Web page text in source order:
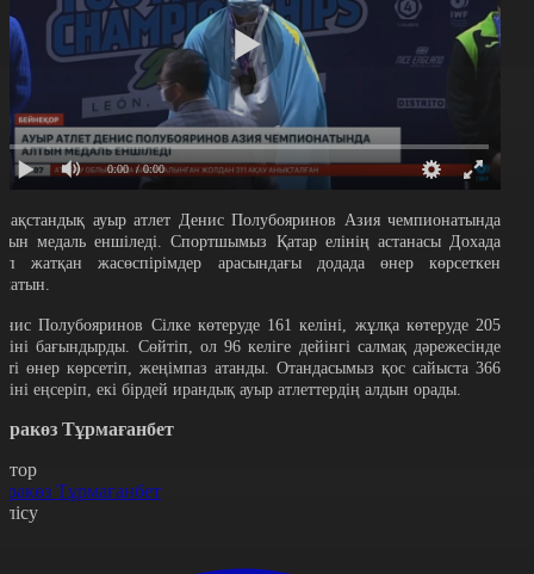
0:00 / 0:00
ауыр атлет Денис Полубояринов Азия чемпионатында
медаль еншіледі. Спортшымыз Қатар елінің астанасы Дохада
жатқан жасөспірімдер арасындағы додада өнер көрсеткен
Полубояринов Сілке көтеруде 161 келіні, жұлқа көтеруде 205
бағындырды. Сөйтіп, ол 96 келіге дейінгі салмақ дәрежесінде
өнер көрсетіп, жеңімпаз атанды. Отандасымыз қос сайыста 366
еңсеріп, екі бірдей ирандық ауыр атлеттердің алдын орады.
Тұрмағанбет
Тұрмағанбет